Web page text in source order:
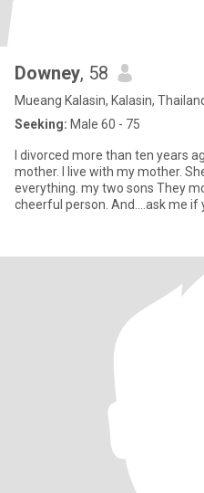
Downey, 58
Mueang Kalasin, Kalasin,
Seeking: Male 60 - 75
I divorced more than ten years
mother. I live with my mother.
everything. my two sons They
cheerful person. And....ask me if